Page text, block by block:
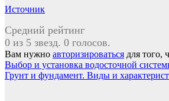
Источник
Средний рейтинг
0 из 5 звезд. 0 голосов.
Вам нужно авторизироваться для того,
Навигация
по
Выбор и установка водосточной
Грунт и фундамент. Виды и